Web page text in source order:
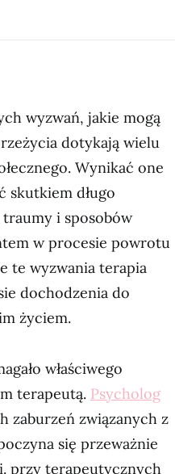
wyzwań, jakie mogą
dotykają wielu
Wynikać one
skutkiem długo
i sposobów
w procesie powrotu
te wyzwania terapia
dochodzenia do
życiem.
właściwego
terapeutą. Psycholog
zaburzeń związanych z
się przeważnie
przy terapeutycznych